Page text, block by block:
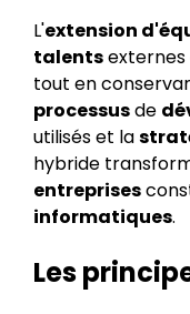
L'extension
talentsexternes
tout en
processusde
utilisés et la
hybride
entreprises
informatiques.
Les